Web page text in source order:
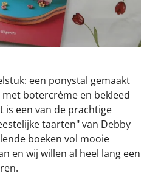
een ponystal gemaakt
botercrème en bekleed
een van de prachtige
taarten" van Debby
boeken vol mooie
en wij willen al heel lang een